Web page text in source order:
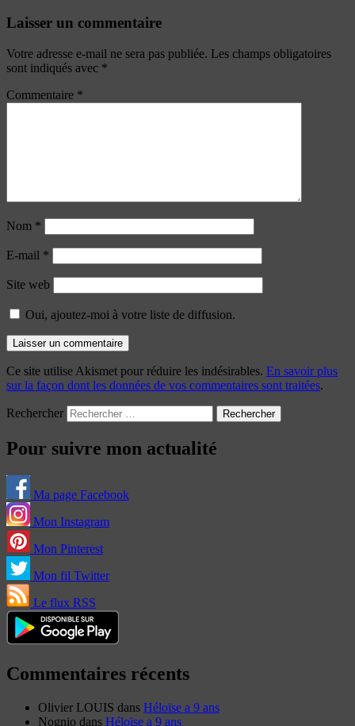
Laisser un commentaire
Votre adresse e-mail ne sera pas publiée. Les champs obligatoires
sont indiqués avec *
Commentaire *
Nom *
E-mail *
Site web
Oui, ajoutez-moi à votre liste de diffusion.
Ce site utilise Akismet pour réduire les indésirables. En savoir plus
sur la façon dont les données de vos commentaires sont traitées.
Rechercher
Pour suivre mon actualité
Ma page Facebook
Mon Instagram
Mon Pinterest
Mon fil Twitter
Le flux RSS
Commentaires récents
Olivier LOUIS dans Héloïse a 9 ans
Nognio dans Héloïse a 9 ans